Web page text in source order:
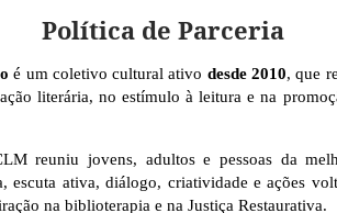
Política de Parceria
é um coletivo cultural ativo desde 2010, que
literária, no estímulo à leitura e na
reuniu jovens, adultos e pessoas da
escuta ativa, diálogo, criatividade e ações
na biblioterapia e na Justiça Restaurativa.